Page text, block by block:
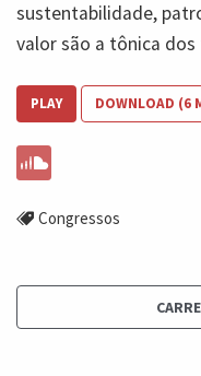
sustentabilidade,
valor são a tônica dos
PLAY DOWNLOAD (6
Congressos